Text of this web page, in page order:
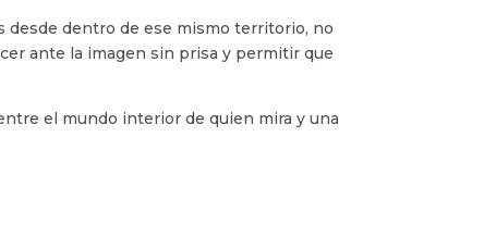
desde dentro de ese mismo territorio, no
ante la imagen sin prisa y permitir que
el mundo interior de quien mira y una